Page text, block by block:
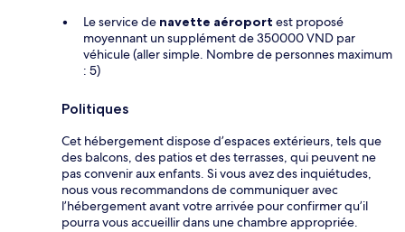
Le service de navette aéroport est proposé
moyennant un supplément de 350000 VND par
véhicule (aller simple. Nombre de personnes maximum
: 5)
Politiques
Cet hébergement dispose d’espaces extérieurs, tels que
des balcons, des patios et des terrasses, qui peuvent ne
pas convenir aux enfants. Si vous avez des inquiétudes,
nous vous recommandons de communiquer avec
l’hébergement avant votre arrivée pour confirmer qu’il
pourra vous accueillir dans une chambre appropriée.